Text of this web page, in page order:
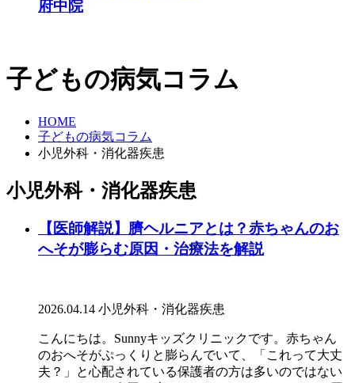
府中院
子どもの病気コラム
HOME
子どもの病気コラム
小児外科・消化器疾患
小児外科・消化器疾患
【医師解説】臍ヘルニアとは？赤ちゃんのお
へそが膨らむ原因・治療法を解説
2026.04.14 小児外科・消化器疾患
こんにちは。Sunnyキッズクリニックです。赤ちゃん
のおへそがぷっくりと膨らんでいて、「これって大丈
夫？」と心配されている保護者の方は多いのではない